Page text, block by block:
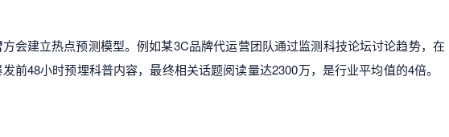
方会建立热点预测模型。例如某3C品牌代运营团队通过监测科技论坛讨论趋势，在
前48小时预埋科普内容，最终相关话题阅读量达2300万，是行业平均值的4倍。